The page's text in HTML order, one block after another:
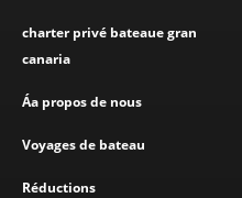
charter privé bateaue gran
canaria
Áa propos de nous
Voyages de bateau
Réductions